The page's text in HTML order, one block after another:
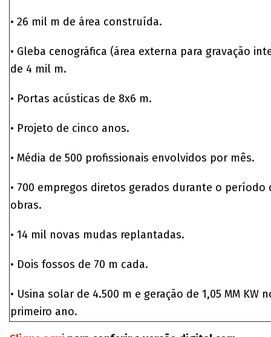
• 26 mil m de área construída.
• Gleba cenográfica (área externa para gravação
de 4 mil m.
• Portas acústicas de 8x6 m.
• Projeto de cinco anos.
• Média de 500 profissionais envolvidos por mês.
• 700 empregos diretos gerados durante o período
obras.
• 14 mil novas mudas replantadas.
• Dois fossos de 70 m cada.
• Usina solar de 4.500 m e geração de 1,05 MM KW
primeiro ano.